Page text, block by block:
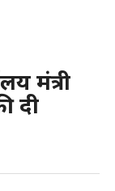
मंत्री
दी